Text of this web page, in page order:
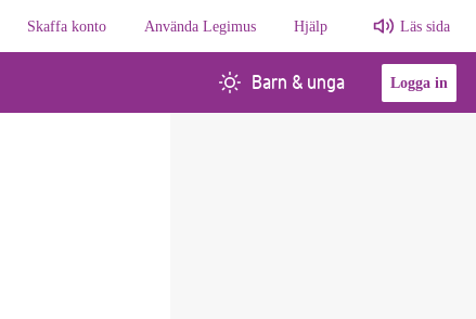
Skaffa konto Använda Legimus Hjälp Läs sida
Barn & unga Logga in